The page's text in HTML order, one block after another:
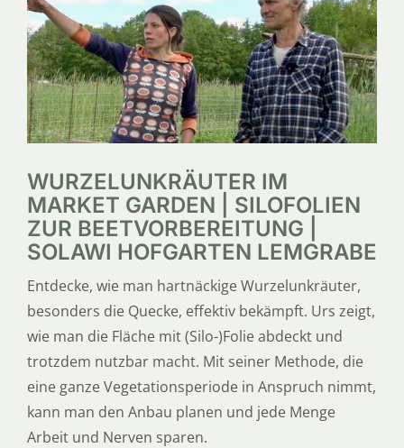
SERVICE
ÜBER UNS
WURZELUNKRÄUTER IM
MARKET GARDEN | SILOFOLIEN
ZUR BEETVORBEREITUNG |
SOLAWI HOFGARTEN LEMGRABE
Entdecke, wie man hartnäckige Wurzelunkräuter,
besonders die Quecke, effektiv bekämpft. Urs zeigt,
wie man die Fläche mit (Silo-)Folie abdeckt und
trotzdem nutzbar macht. Mit seiner Methode, die
eine ganze Vegetationsperiode in Anspruch nimmt,
kann man den Anbau planen und jede Menge
Arbeit und Nerven sparen.